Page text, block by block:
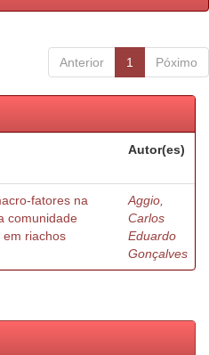
Anterior 1 Póximo
Autor(es)
fatores na
comunidade
em riachos
Aggio,
Carlos
Eduardo
Gonçalves